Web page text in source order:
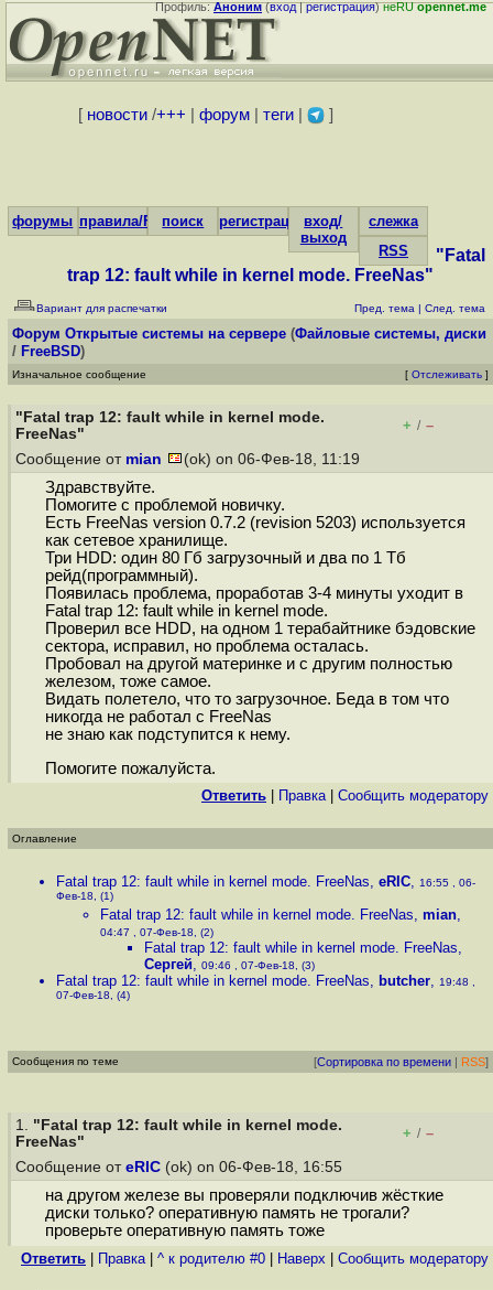
Профиль:Аноним(вход|регистрация)неRUopennet.me
[ новости/+++ форум| теги| ]
форумы правила/FAQпоиск регистрациявход/
выход
слежка
RSS
"Fatal
trap 12: fault while in kernel mode. FreeNas"
Вариант для распечатки Пред. тема | След. тема
Форум Открытые системы на сервере (Файловые системы, диски
/ FreeBSD)
Изначальное сообщение [ Отслеживать ]
"Fatal trap 12: fault while in kernel mode.
FreeNas"
+ / –
Сообщение от mian (ok) on 06-Фев-18, 11:19
Здравствуйте.
Помогите с проблемой новичку.
Есть FreeNas version 0.7.2 (revision 5203) используется
как сетевое хранилище.
Три HDD: один 80 Гб загрузочный и два по 1 Тб
рейд(программный).
Появилась проблема, проработав 3-4 минуты уходит в
Fatal trap 12: fault while in kernel mode.
Проверил все HDD, на одном 1 терабайтнике бэдовские
сектора, исправил, но проблема осталась.
Пробовал на другой материнке и с другим полностью
железом, тоже самое.
Видать полетело, что то загрузочное. Беда в том что
никогда не работал с FreeNas
не знаю как подступится к нему.
Помогите пожалуйста.
Ответить Правка| Cообщить модератору
Оглавление
Fatal trap 12: fault while in kernel mode. FreeNas, eRIC, 16:55 , 06-
Фев-18, (1)
Fatal trap 12: fault while in kernel mode. FreeNas, mian,
04:47 , 07-Фев-18, (2)
Fatal trap 12: fault while in kernel mode. FreeNas,
Сергей, 09:46 , 07-Фев-18, (3)
Fatal trap 12: fault while in kernel mode. FreeNas, butcher, 19:48 ,
07-Фев-18, (4)
Сообщения по теме [Сортировка по времени | RSS]
1. "Fatal trap 12: fault while in kernel mode.
FreeNas"
+ / –
Сообщение от eRIC (ok) on 06-Фев-18, 16:55
на другом железе вы проверяли подключив жёсткие
диски только? оперативную память не трогали?
проверьте оперативную память тоже
Ответить Правка| ^ к родителю #0 Наверх Cообщить модератору